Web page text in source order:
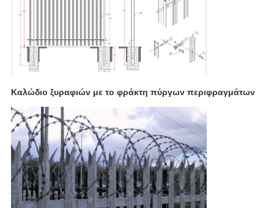
Καλώδιο ξυραφιών με το φράκτη πύργων περιφραγμάτων